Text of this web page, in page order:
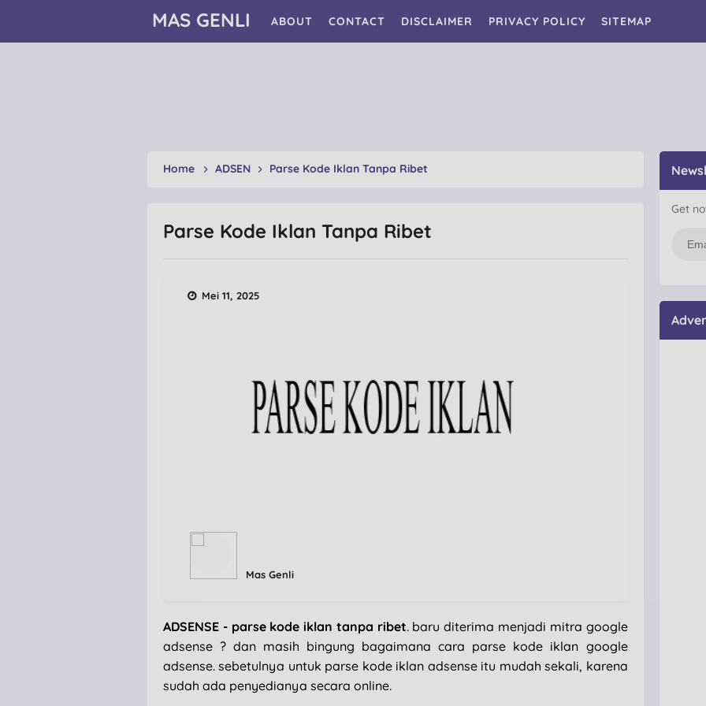
MAS GENLI ABOUT CONTACT DISCLAIMER PRIVACY POLICY SITEMAP
Home ADSEN Parse Kode Iklan Tanpa Ribet
Parse Kode Iklan Tanpa Ribet
Mas Genli
Mei 11, 2025
ADSENSE - parse kode iklan tanpa ribet. baru diterima menjadi mitra google
adsense ? dan masih bingung bagaimana cara parse kode iklan google
adsense. sebetulnya untuk parse kode iklan adsense itu mudah sekali, karena
sudah ada penyedianya secara online.
Get